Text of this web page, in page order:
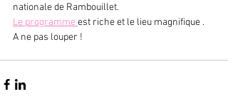
nationale de Rambouillet.
Le programme est riche et le lieu magnifique .
A ne pas louper !